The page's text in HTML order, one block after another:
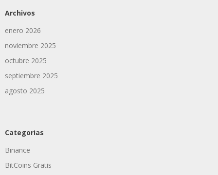
Archivos
enero 2026
noviembre 2025
octubre 2025
septiembre 2025
agosto 2025
Categorias
Binance
BitCoins Gratis